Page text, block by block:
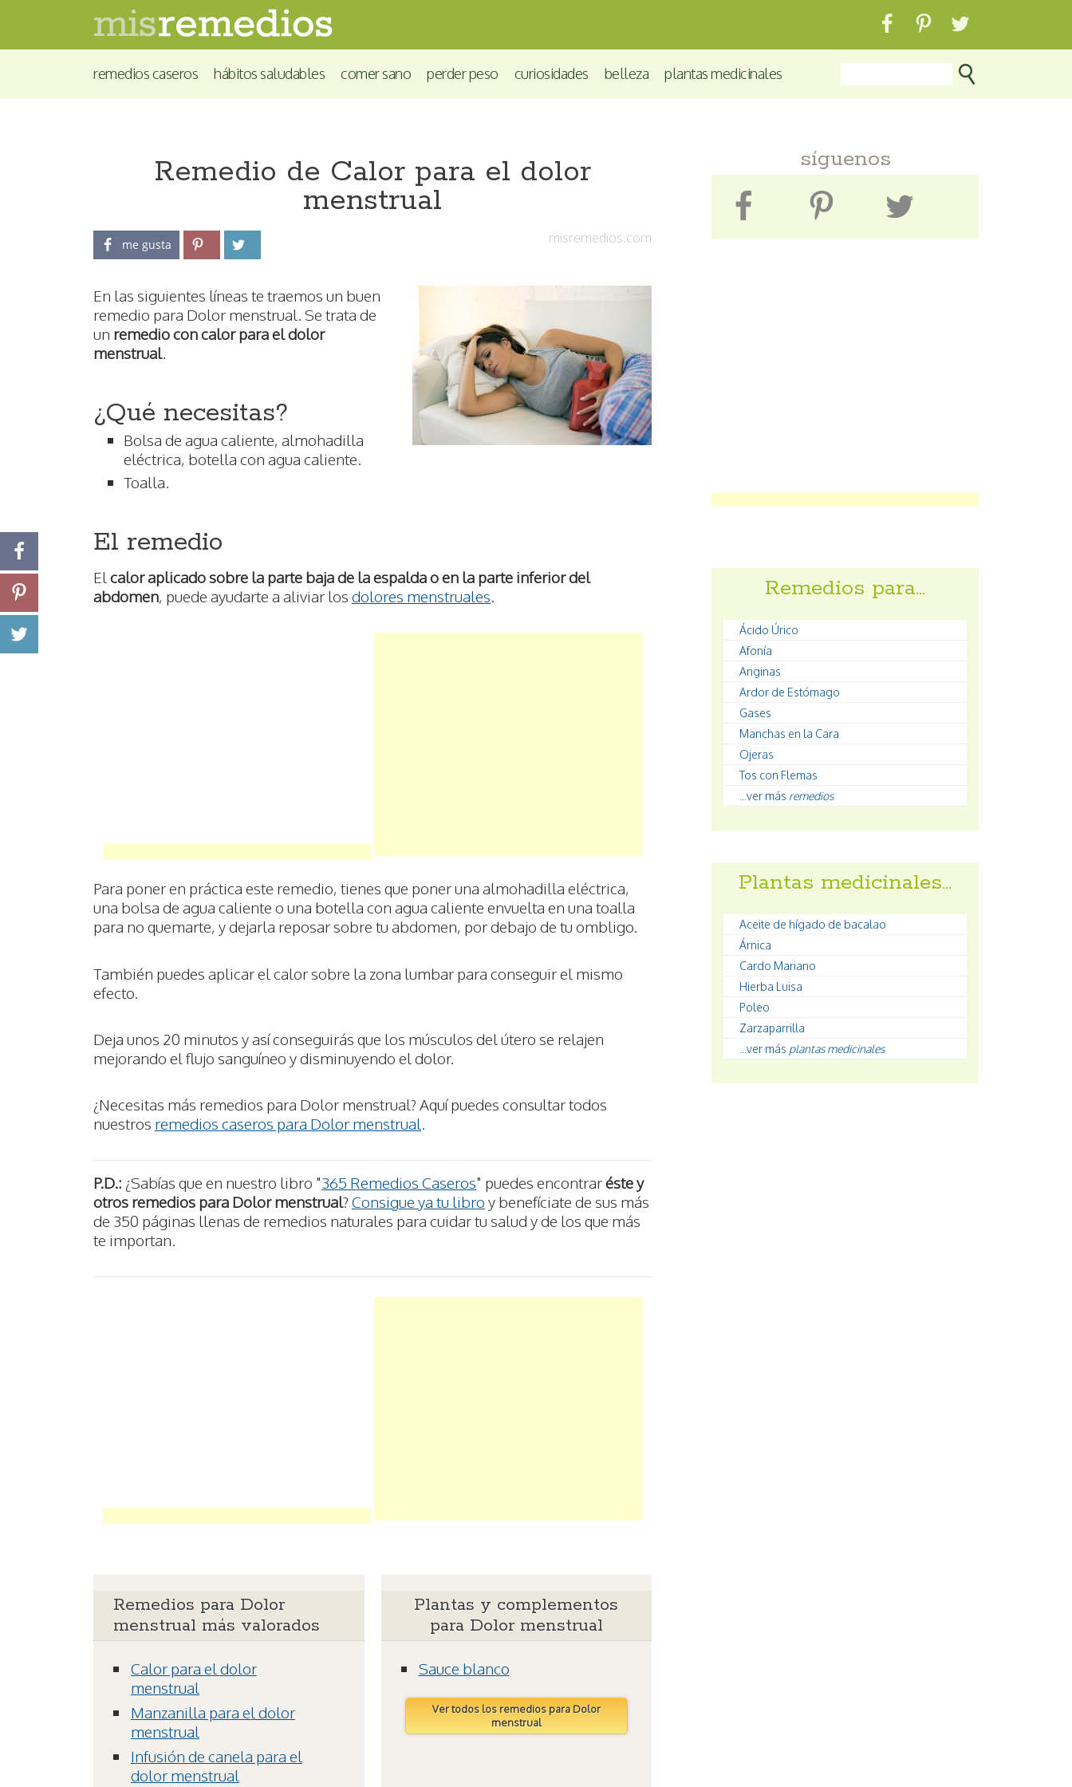
remedios caseros hábitos saludables comer sano perder peso curiosidades belleza plantas medicinales
Remedio de Calor para el dolor
menstrual
misremedios.com
me gusta
En las siguientes líneas te traemos un buen
remedio para Dolor menstrual. Se trata de
un remedio con calor para el dolor
menstrual.
¿Qué necesitas?
Bolsa de agua caliente, almohadilla
eléctrica, botella con agua caliente.
Toalla.
El remedio
El calor aplicado sobre la parte baja de la espalda o en la parte inferior del
abdomen, puede ayudarte a aliviar los dolores menstruales.
Para poner en práctica este remedio, tienes que poner una almohadilla eléctrica,
una bolsa de agua caliente o una botella con agua caliente envuelta en una toalla
para no quemarte, y dejarla reposar sobre tu abdomen, por debajo de tu ombligo.
También puedes aplicar el calor sobre la zona lumbar para conseguir el mismo
efecto.
Deja unos 20 minutos y así conseguirás que los músculos del útero se relajen
mejorando el flujo sanguíneo y disminuyendo el dolor.
¿Necesitas más remedios para Dolor menstrual? Aquí puedes consultar todos
nuestros remedios caseros para Dolor menstrual.
P.D.: ¿Sabías que en nuestro libro "365 Remedios Caseros" puedes encontraréste y
otros remedios para Dolor menstrual? Consigue ya tu libro y benefíciate de sus más
de 350 páginas llenas de remedios naturales para cuidar tu salud y de los que más
te importan.
Remedios para Dolor
menstrual más valorados
Calor para el dolor
menstrual
Manzanilla para el dolor
menstrual
Infusión de canela para el
dolor menstrual
Plantas y complementos
para Dolor menstrual
Sauce blanco
Ver todos los remedios para Dolor
menstrual
síguenos
Remedios para…
Ácido Úrico
Afonía
Anginas
Ardor de Estómago
Gases
Manchas en la Cara
Ojeras
Tos con Flemas
...ver más remedios
Plantas medicinales…
Aceite de hígado de bacalao
Árnica
Cardo Mariano
Hierba Luisa
Poleo
Zarzaparrilla
...ver más plantas medicinales